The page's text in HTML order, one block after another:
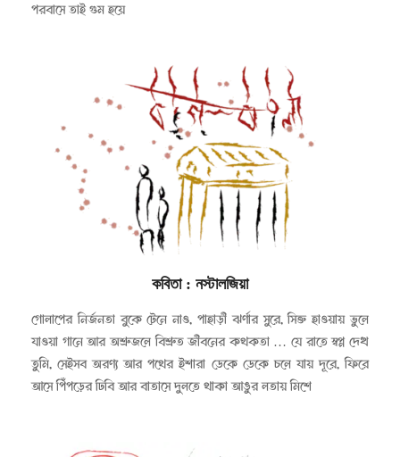
পরবাসে তাই গুম হয়ে
কবিতা: নস্টালজিয়া
গোলাপের নির্জনতা বুকে টেনে নাও, পাহাড়ী ঝর্ণার সুরে, সিক্ত হাওয়ায় ভুলে
যাওয়া গানে আর অশ্রুজলে বিশ্রুত জীবনের কথকতা … যে রাতে স্বপ্ন দেখ
তুমি, সেইসব অরণ্য আর পথের ইশারা ডেকে ডেকে চলে যায় দূরে, ফিরে
আসে পিঁপড়ের ঢিবি আর বাতাসে দুলতে থাকা আঙুর লতায় মিশে